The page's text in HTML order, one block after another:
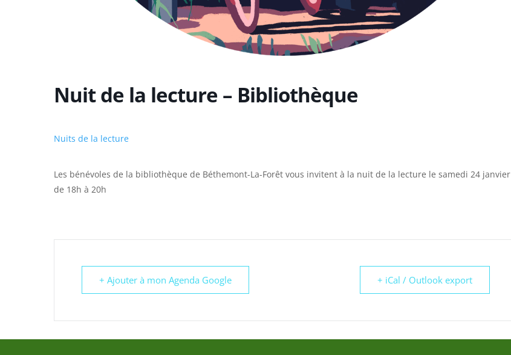
Nuit de la lecture – Bibliothèque
Nuits de la lecture
Les bénévoles de la bibliothèque de Béthemont-La-Forêt vous invitent à la nuit de la lecture le samedi 24 janvier
de 18h à 20h
+ Ajouter à mon Agenda Google + iCal / Outlook export